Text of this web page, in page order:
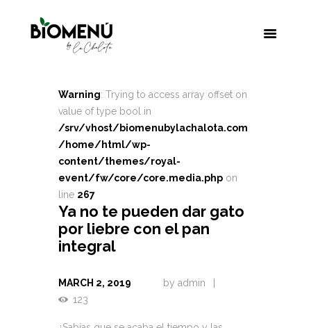
Warning: Trying to access array offset on
value of type bool in
/srv/vhost/biomenubylachalota.com
/home/html/wp-
content/themes/royal-
event/fw/core/core.media.php on
line 267
Ya no te pueden dar gato
por liebre con el pan
integral
MARCH 2, 2019 by admin
123